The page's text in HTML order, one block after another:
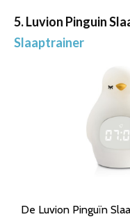
5. Luvion Pinguin
Slaaptrainer
De Luvion Pinguïn